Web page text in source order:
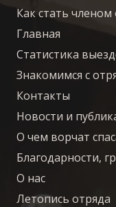
Как стать членом
Главная
Статистика
Знакомимся с
Контакты
Новости и
О чем ворчат
Благодарности,
О нас
Летопись отряда